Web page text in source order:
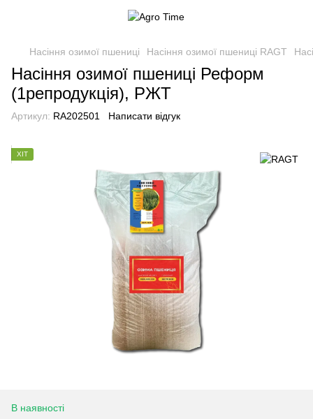
Насіння озимої пшениці Насіння озимої пшениці RAGT
Насіння озимої пшениці Реформ
(1репродукція), РЖТ
Артикул: RA202501 Написати відгук
ХІТ
В наявності